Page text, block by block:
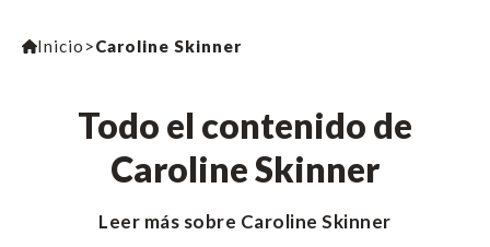
Inicio >Caroline Skinner
Todo el contenido de
Caroline Skinner
Leer más sobre Caroline Skinner